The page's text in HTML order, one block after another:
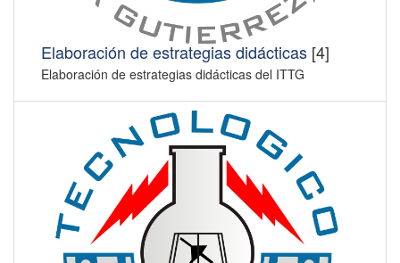
Elaboración de estrategias didácticas [4]
Elaboración de estrategias didácticas del ITTG